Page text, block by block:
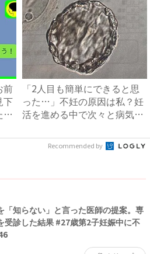
前
下
夫
「2人目も簡単にできると思
った…」不妊の原因は私？妊
活を進める中で次々と病気が
Recommended by
「知らない」と言った医師の提案。専
受診した結果 #27歳第2子妊娠中に不